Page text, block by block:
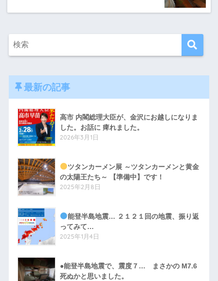
最新の記事
高市 内閣総理大臣が、金沢にお越しになりま
した。お話に 痺れました。
2026年3月1日
ツタンカーメン展 ～ツタンカーメンと黄金
の太陽王たち～ 【準備中】です！
2025年2月8日
能登半島地震… ２１２１回の地震、振り返
ってみて…
2025年1月4日
●能登半島地震で、震度７… まさかの M7.6
死ぬかと思いました。